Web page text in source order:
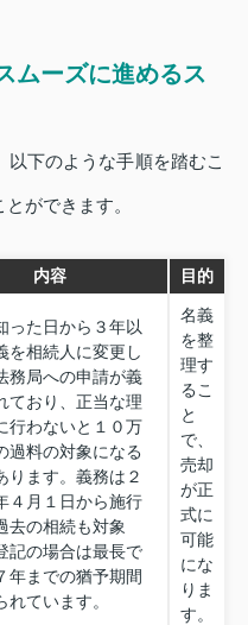
ムーズに進めるス
下のような手順を踏むこ
ができます。
内容 目的
った日から３年以
を相続人に変更し
務局への申請が義
ており、正当な理
行わないと１０万
過料の対象になる
ります。義務は２
４月１日から施行
去の相続も対象
記の場合は最長で
年までの猶予期間
れています。
名義
を整
理す
るこ
と
で、
売却
が正
式に
可能
にな
りま
す。